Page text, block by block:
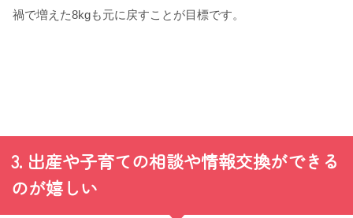
禍で増えた8kgも元に戻すことが目標です。
3. 出産や子育ての相談や情報交換ができる
のが嬉しい